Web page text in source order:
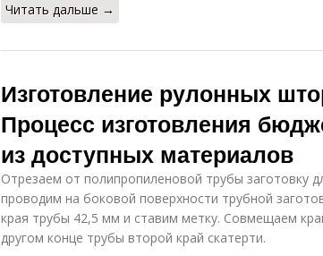
Читать дальше →
Изготовление рулонных
Процесс изготовления
из доступных материалов
Отрезаем от полипропиленовой трубы заготовку
проводим на боковой поверхности трубной
края трубы 42,5 мм и ставим метку. Совмещаем
другом конце трубы второй край скатерти.